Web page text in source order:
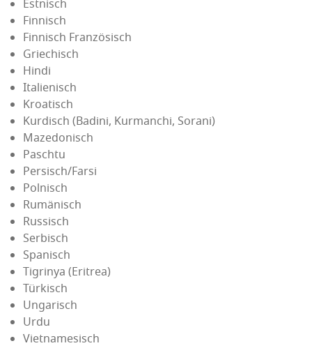
Est­nisch
Fin­nisch
Fin­nisch Französisch
Grie­chisch
Hin­di
Ita­lie­nisch
Kroa­tisch
Kur­disch (Badi­ni, Kur­man­chi, Sorani)
Maze­do­nisch
Pasch­tu
Persisch/Farsi
Pol­nisch
Rumä­nisch
Rus­sisch
Ser­bisch
Spa­nisch
Tig­ri­nya (Eri­trea)
Tür­kisch
Unga­risch
Urdu
Viet­na­me­sisch